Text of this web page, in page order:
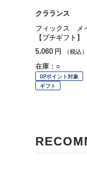
クラランス
フィックス メ
【プチギフト】
5,060 円 （税込）
在庫：○
OPポイント対象
ギフト